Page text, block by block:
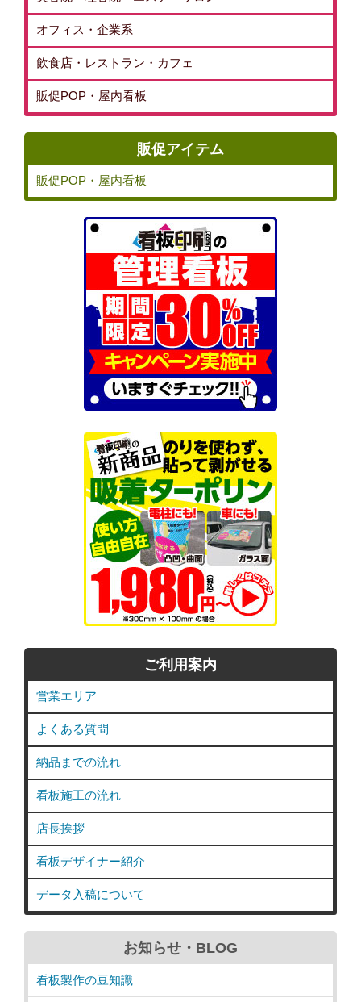
オフィス・企業系
飲食店・レストラン・カフェ
販促POP・屋内看板
販促アイテム
販促POP・屋内看板
ご利用案内
営業エリア
よくある質問
納品までの流れ
看板施工の流れ
店長挨拶
看板デザイナー紹介
データ入稿について
お知らせ・BLOG
看板製作の豆知識